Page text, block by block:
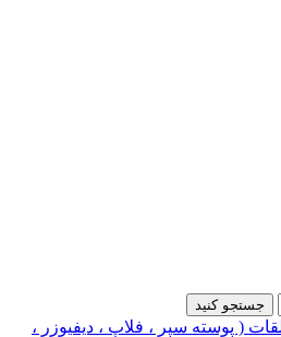
جستجو کنید
( پوسته سپر ، فلاپ ، دیفیوزر ،